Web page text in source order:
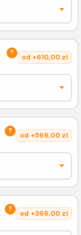
?
od +610,00 zl
?
od +569,00 zl
?
od +366,00 zl